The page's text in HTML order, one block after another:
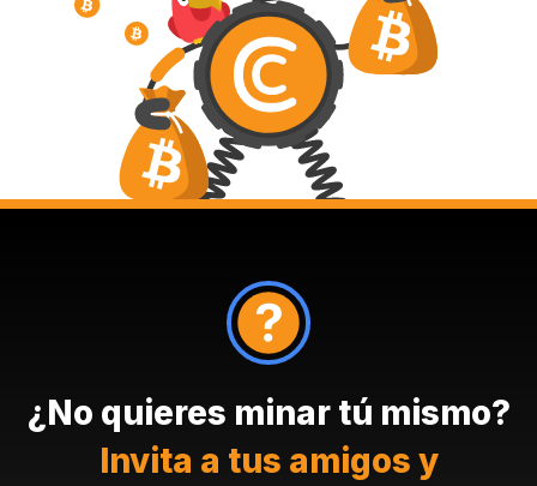
¿No quieres minar tú mismo?
Invita a tus amigos y